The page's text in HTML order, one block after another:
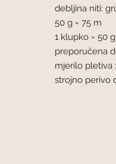
debljina niti:
50 g = 75 m
1 klupko = 50 g
preporučena
mjerilo pletiva
strojno perivo